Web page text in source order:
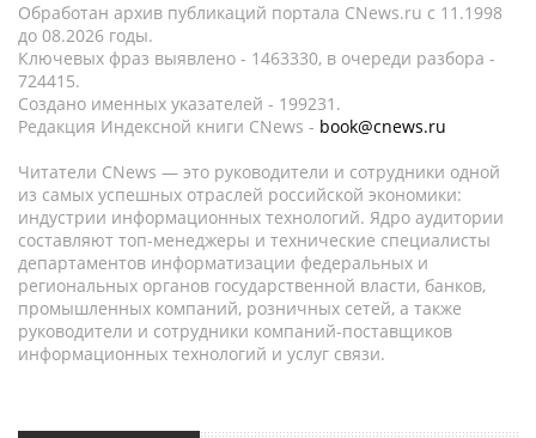
Обработан архив публикаций портала CNews.ru c 11.1998
до 08.2026 годы.
Ключевых фраз выявлено - 1463330, в очереди разбора -
724415.
Создано именных указателей - 199231.
Редакция Индексной книги CNews - book@cnews.ru
Читатели CNews — это руководители и сотрудники одной
из самых успешных отраслей российской экономики:
индустрии информационных технологий. Ядро аудитории
составляют топ-менеджеры и технические специалисты
департаментов информатизации федеральных и
региональных органов государственной власти, банков,
промышленных компаний, розничных сетей, а также
руководители и сотрудники компаний-поставщиков
информационных технологий и услуг связи.